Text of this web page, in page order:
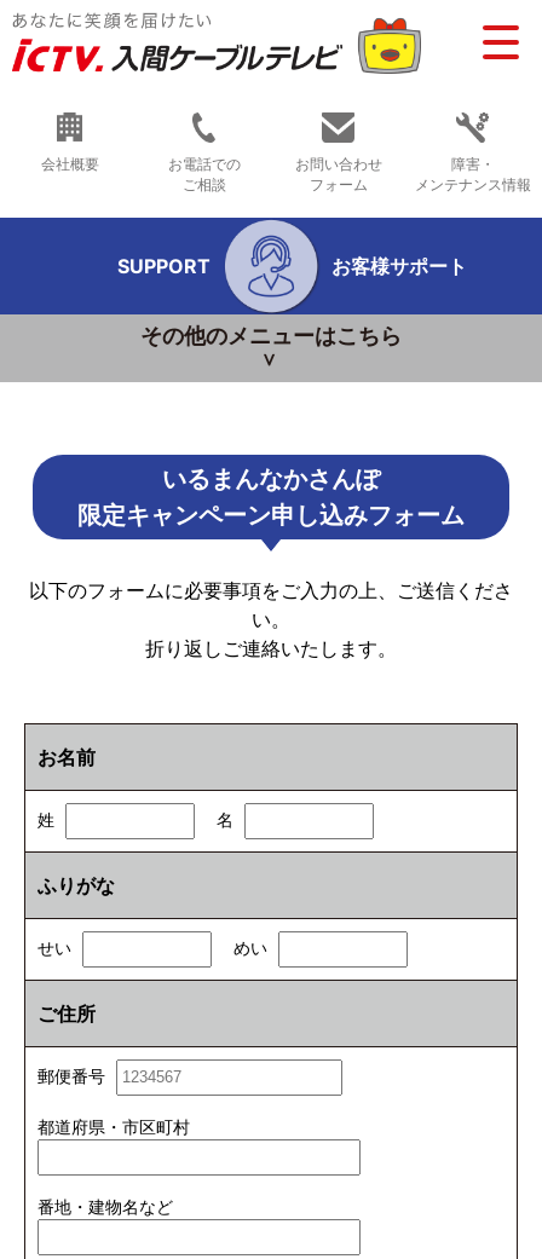
会社概要
お電話での
ご相談
お問い合わせ
フォーム
障害・
メンテナンス情報
SUPPORT お客様サポート
その他のメニューはこちら
いるまんなかさんぽ
限定キャンペーン申し込みフォーム
以下のフォームに必要事項をご入力の上、ご送信くださ
い。
折り返しご連絡いたします。
お名前
姓 名
ふりがな
せい めい
ご住所
郵便番号
都道府県・市区町村
番地・建物名など